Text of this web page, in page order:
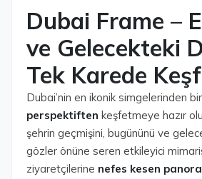
Dubai Frame –
ve Gelecekteki
Tek Karede
Dubai’nin en ikonik simgelerinden
perspektiften keşfetmeye hazır
şehrin geçmişini, bugününü ve
gözler önüne seren etkileyici
ziyaretçilerine nefes kesen